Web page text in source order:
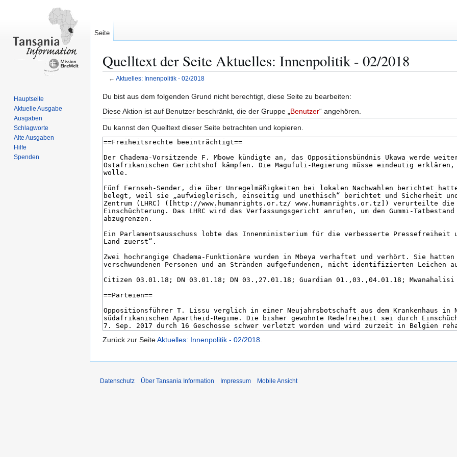
Quelltext der Seite Aktuelles: Innenpolitik - 02/2018
← Aktuelles: Innenpolitik - 02/2018
Zur
Navigation
springen
Zur
Suche
springen
Du bist aus dem folgenden Grund nicht berechtigt, diese Seite zu bearbeiten:
Diese Aktion ist auf Benutzer beschränkt, die der Gruppe „ Benutzer“ angehören.
Du kannst den Quelltext dieser Seite betrachten und kopieren.
Zurück zur SeiteAktuelles: Innenpolitik - 02/2018
Seite
Hauptseite
Aktuelle Ausgabe
Ausgaben
Schlagworte
Alte Ausgaben
Hilfe
Spenden
Datenschutz Über Tansania Information Impressum Mobile Ansicht